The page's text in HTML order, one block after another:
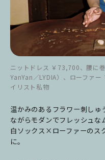
ニットドレス ￥73,700、腰に
YanYan／LYDIA）、ローファ
イリスト私物
温かみのあるフラワー刺しゅ
ながらモダンでフレッシュ
白ソックス×ローファーのス
に。